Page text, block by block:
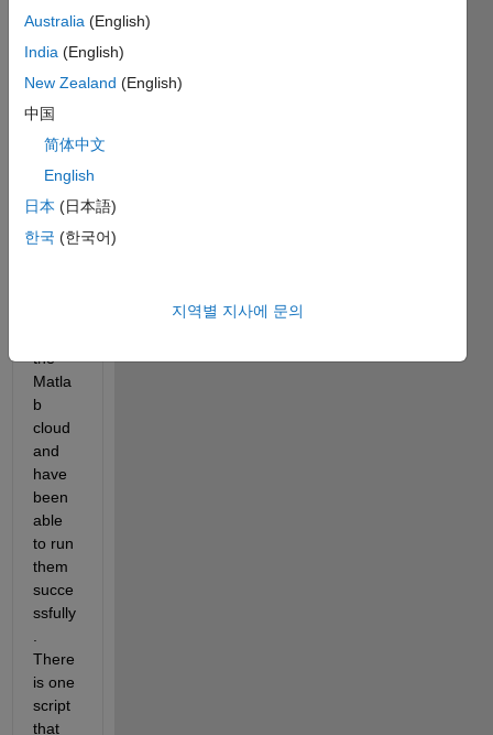
To
use
Matla
b
mobil
e I
have
uploa
ded a
the
Matla
b
cloud
and
have
been
able
to run
them
succe
ssfully
There
is one
script
that
Australia (English)
India (English)
New Zealand (English)
中国
简体中文
English
日本 (日本語)
한국 (한국어)
지역별 지사에 문의